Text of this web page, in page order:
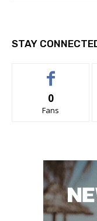
STAY
0
Fans